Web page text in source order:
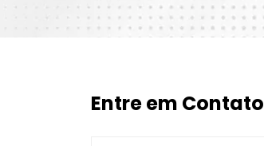
Entre em Contato